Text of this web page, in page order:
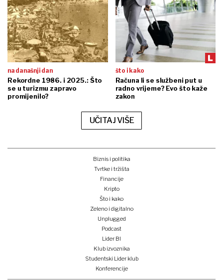
na današnji dan
Rekordne 1986. i 2025.: Što
se u turizmu zapravo
promijenilo?
što i kako
Računa li se službeni put u
radno vrijeme? Evo što kaže
zakon
UČITAJ VIŠE
Biznis i politika
Tvrtke i tržišta
Financije
Kripto
Što i kako
Zeleno i digitalno
Unplugged
Podcast
Lider BI
Klub izvoznika
Studentski Lider klub
Konferencije